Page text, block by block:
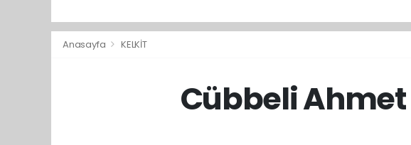
Anasayfa KELKİT
Cübbeli